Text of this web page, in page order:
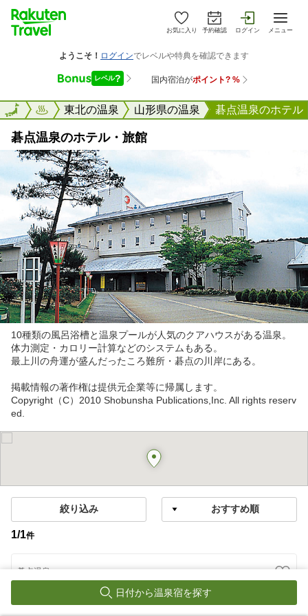
お気に入り 予約確認 ログイン メニュー
楽天トラベル東北の温泉 山形県の温泉 碁点温泉のホテル
碁点温泉のホテル・旅館
10種類の風呂浴槽と温泉プールが人気のクアハウスがある温泉。
体力測定・カロリー計算などのシステムもある。
最上川の舟運が盛んだったころ難所・碁点の川岸にある。
掲載情報の著作権は提供元企業等に帰属します。
Copyright（C）2010 Shobunsha Publications,Inc. All rights reserv
ed.
絞り込み
1/1件
碁点温泉
碁点温泉 クアハウス碁点
日付から温泉宿を探す